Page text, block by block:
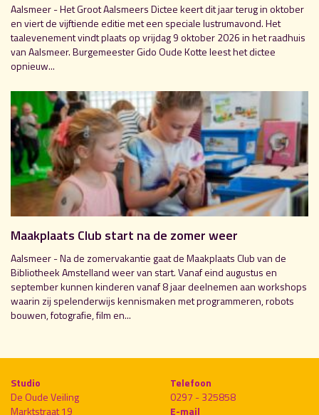
Aalsmeer - Het Groot Aalsmeers Dictee keert dit jaar terug in oktober
en viert de vijftiende editie met een speciale lustrumavond. Het
taalevenement vindt plaats op vrijdag 9 oktober 2026 in het raadhuis
van Aalsmeer. Burgemeester Gido Oude Kotte leest het dictee
opnieuw...
Maakplaats Club start na de zomer weer
Aalsmeer - Na de zomervakantie gaat de Maakplaats Club van de
Bibliotheek Amstelland weer van start. Vanaf eind augustus en
september kunnen kinderen vanaf 8 jaar deelnemen aan workshops
waarin zij spelenderwijs kennismaken met programmeren, robots
bouwen, fotografie, film en...
Studio
De Oude Veiling
Marktstraat 19
Telefoon
0297 - 325858
E-mail